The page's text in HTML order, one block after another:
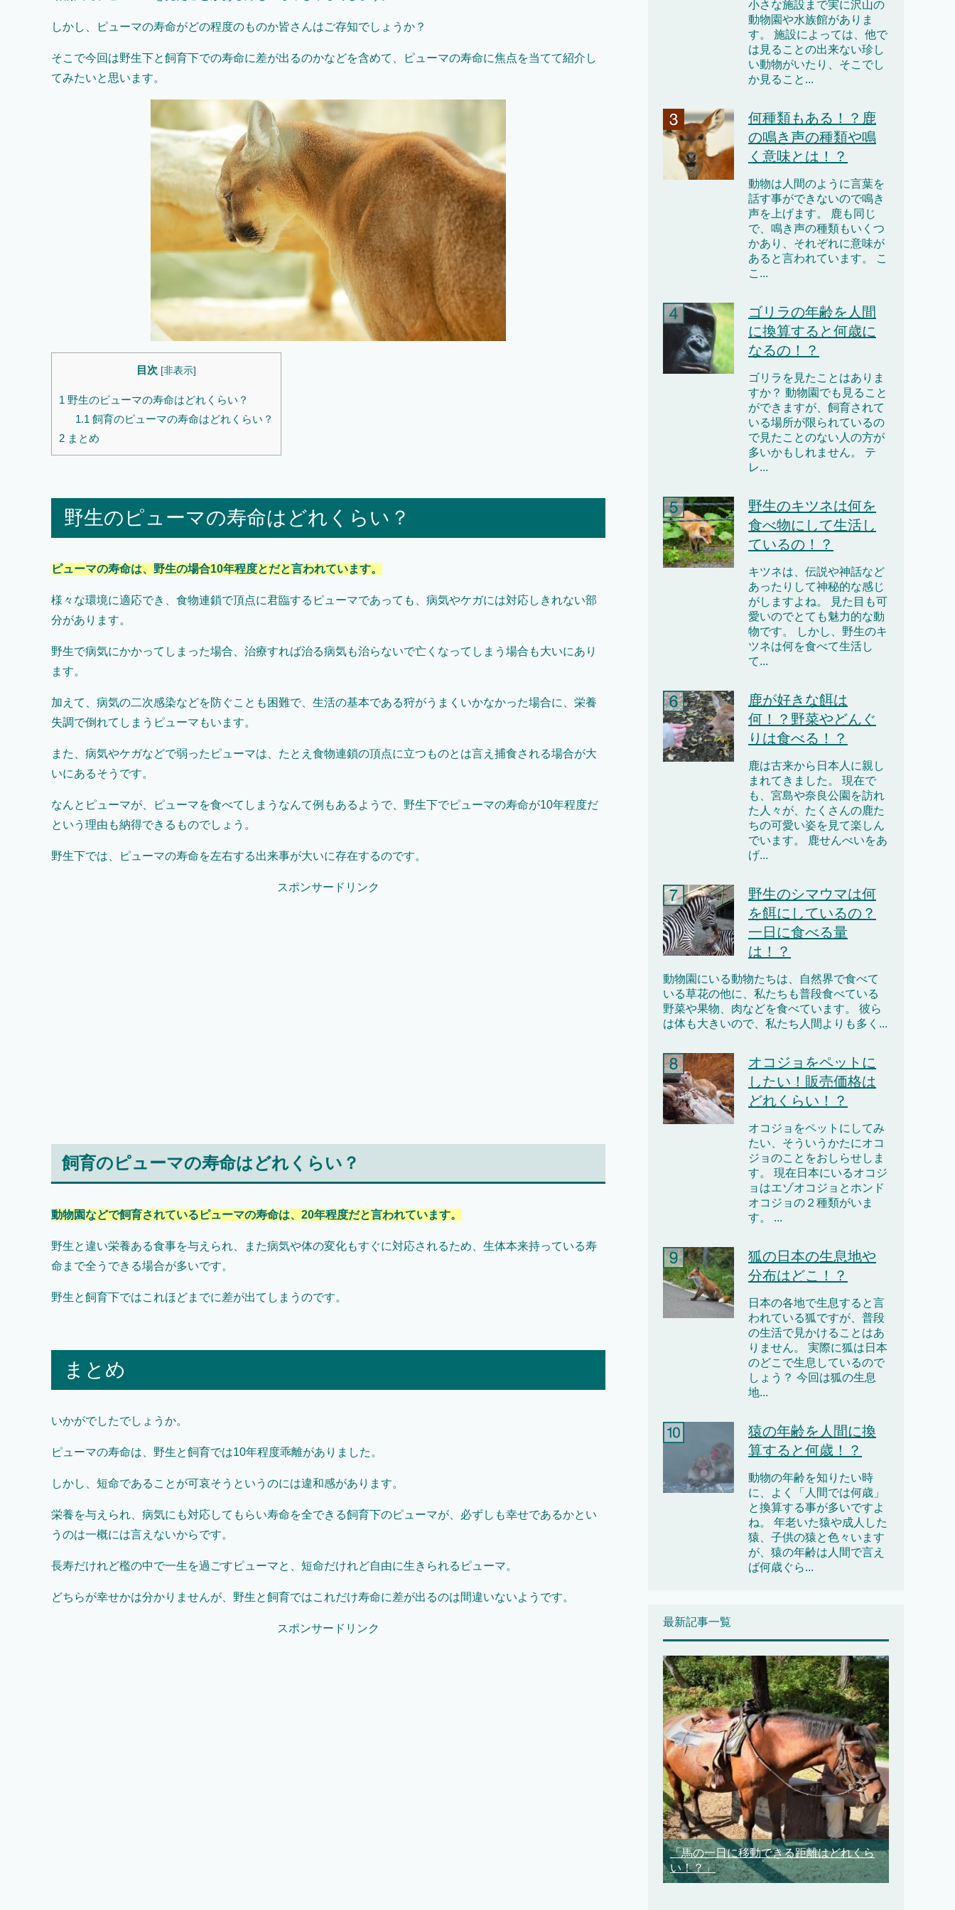
しかし、ピューマの寿命がどの程度のものか皆さんはご存知でしょうか？
そこで今回は野生下と飼育下での寿命に差が出るのかなどを含めて、ピューマの寿命に焦点を当てて紹介し
てみたいと思います。
目次 [非表示]
1 野生のピューマの寿命はどれくらい？
1.1 飼育のピューマの寿命はどれくらい？
2 まとめ
野生のピューマの寿命はどれくらい？
ピューマの寿命は、野生の場合10年程度とだと言われています。
様々な環境に適応でき、食物連鎖で頂点に君臨するピューマであっても、病気やケガには対応しきれない部
分があります。
野生で病気にかかってしまった場合、治療すれば治る病気も治らないで亡くなってしまう場合も大いにあり
ます。
加えて、病気の二次感染などを防ぐことも困難で、生活の基本である狩がうまくいかなかった場合に、栄養
失調で倒れてしまうピューマもいます。
また、病気やケガなどで弱ったピューマは、たとえ食物連鎖の頂点に立つものとは言え捕食される場合が大
いにあるそうです。
なんとピューマが、ピューマを食べてしまうなんて例もあるようで、野生下でピューマの寿命が10年程度だ
という理由も納得できるものでしょう。
野生下では、ピューマの寿命を左右する出来事が大いに存在するのです。
スポンサードリンク
飼育のピューマの寿命はどれくらい？
動物園などで飼育されているピューマの寿命は、20年程度だと言われています。
野生と違い栄養ある食事を与えられ、また病気や体の変化もすぐに対応されるため、生体本来持っている寿
命まで全うできる場合が多いです。
野生と飼育下ではこれほどまでに差が出てしまうのです。
まとめ
いかがでしたでしょうか。
ピューマの寿命は、野生と飼育では10年程度乖離がありました。
しかし、短命であることが可哀そうというのには違和感があります。
栄養を与えられ、病気にも対応してもらい寿命を全できる飼育下のピューマが、必ずしも幸せであるかとい
うのは一概には言えないからです。
長寿だけれど檻の中で一生を過ごすピューマと、短命だけれど自由に生きられるピューマ。
どちらが幸せかは分かりませんが、野生と飼育ではこれだけ寿命に差が出るのは間違いないようです。
スポンサードリンク
小さな施設まで実に沢山の
動物園や水族館がありま
す。 施設によっては、他で
は見ることの出来ない珍し
い動物がいたり、そこでし
か見ること...
何種類もある！？鹿
の鳴き声の種類や鳴
く意味とは！？
動物は人間のように言葉を
話す事ができないので鳴き
声を上げます。 鹿も同じ
で、鳴き声の種類もいくつ
かあり、それぞれに意味が
あると言われています。 こ
こ...
ゴリラの年齢を人間
に換算すると何歳に
なるの！？
ゴリラを見たことはありま
すか？ 動物園でも見ること
ができますが、飼育されて
いる場所が限られているの
で見たことのない人の方が
多いかもしれません。 テ
レ...
野生のキツネは何を
食べ物にして生活し
ているの！？
キツネは、伝説や神話など
あったりして神秘的な感じ
がしますよね。 見た目も可
愛いのでとても魅力的な動
物です。 しかし、野生のキ
ツネは何を食べて生活し
て...
鹿が好きな餌は
何！？野菜やどんぐ
りは食べる！？
鹿は古来から日本人に親し
まれてきました。 現在で
も、宮島や奈良公園を訪れ
た人々が、たくさんの鹿た
ちの可愛い姿を見て楽しん
でいます。 鹿せんべいをあ
げ...
野生のシマウマは何
を餌にしているの？
一日に食べる量
は！？
動物園にいる動物たちは、自然界で食べて
いる草花の他に、私たちも普段食べている
野菜や果物、肉などを食べています。 彼ら
は体も大きいので、私たち人間よりも多く...
オコジョをペットに
したい！販売価格は
どれくらい！？
オコジョをペットにしてみ
たい、そういうかたにオコ
ジョのことをおしらせしま
す。 現在日本にいるオコジ
ョはエゾオコジョとホンド
オコジョの２種類がいま
す。 ...
狐の日本の生息地や
分布はどこ！？
日本の各地で生息すると言
われている狐ですが、普段
の生活で見かけることはあ
りません。 実際に狐は日本
のどこで生息しているので
しょう？ 今回は狐の生息
地...
猿の年齢を人間に換
算すると何歳！？
動物の年齢を知りたい時
に、よく「人間では何歳」
と換算する事が多いですよ
ね。 年老いた猿や成人した
猿、子供の猿と色々います
が、猿の年齢は人間で言え
ば何歳ぐら...
最新記事一覧
「馬の一日に移動できる距離はどれくら
い！？」